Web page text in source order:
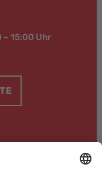
– 15:00 Uhr